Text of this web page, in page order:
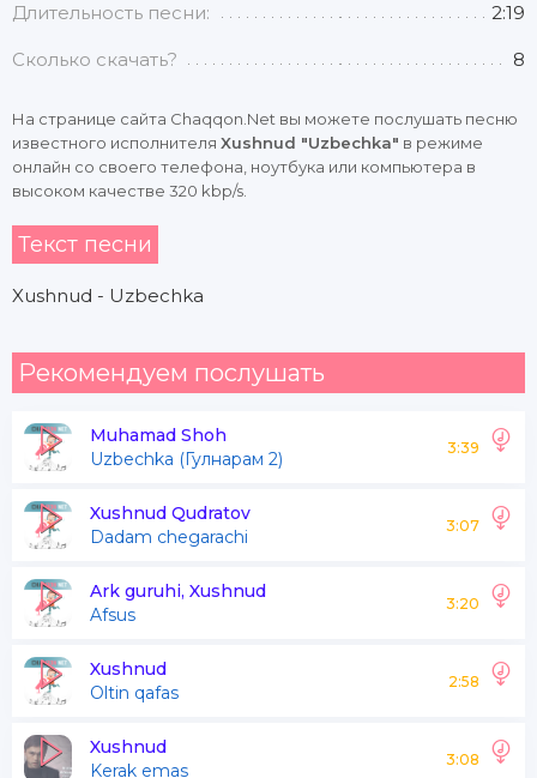
Длительность песни: 2:19
Сколько скачать? 8
На странице сайта Chaqqon.Net вы можете послушать песню
известного исполнителя Xushnud "Uzbechka" в режиме
онлайн со своего телефона, ноутбука или компьютера в
высоком качестве 320 kbp/s.
Текст песни
Xushnud - Uzbechka
Рекомендуем послушать
Muhamad Shoh
Uzbechka (Гулнарам 2)
3:39
Xushnud Qudratov
Dadam chegarachi
3:07
Ark guruhi, Xushnud
Afsus
3:20
Xushnud
Oltin qafas
2:58
Xushnud
Kerak emas
3:08